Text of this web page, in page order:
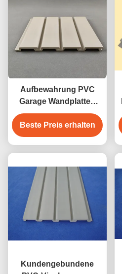
Aufbewahrung PVC
Garage Wandplatten
pvc Schieferwand
Innenwanddekoration
Beste Preis erhalten
Kundengebundene